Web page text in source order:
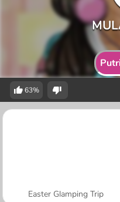
63%
Easter Glamping Trip